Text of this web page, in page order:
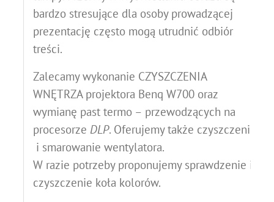
bardzo stresujące dla osoby prowadzącej
prezentację często mogą utrudnić odbiór
treści.
Zalecamy wykonanie CZYSZCZENIA
WNĘTRZA projektora Benq W700 oraz
wymianę past termo – przewodzących na
procesorze DLP. Oferujemy także czyszczenie
i smarowanie wentylatora.
W razie potrzeby proponujemy sprawdzenie i
czyszczenie koła kolorów.